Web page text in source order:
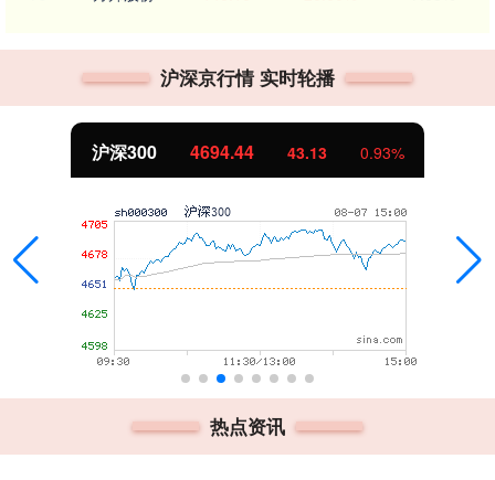
沪深京行情 实时轮播
沪深300 4694.44 43.13 0.93%
热点资讯